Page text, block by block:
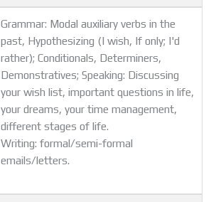
Grammar: Modal auxiliary verbs in the
past, Hypothesizing (I wish, If only; I'd
rather); Conditionals, Determiners,
Demonstratives; Speaking: Discussing
your wish list, important questions in life,
your dreams, your time management,
different stages of life.
Writing: formal/semi-formal
emails/letters.